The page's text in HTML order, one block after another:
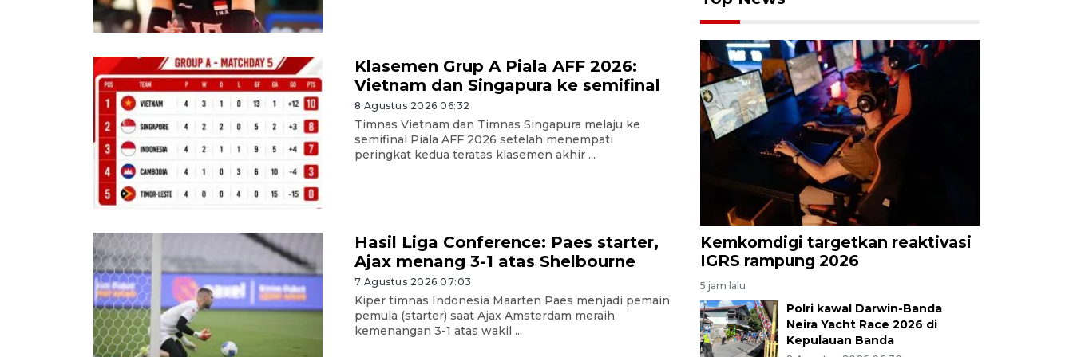
Klasemen Grup A Piala AFF 2026:
Vietnam dan Singapura ke semifinal
8 Agustus 2026 06:32
Timnas Vietnam dan Timnas Singapura melaju ke
semifinal Piala AFF 2026 setelah menempati
peringkat kedua teratas klasemen akhir ...
Hasil Liga Conference: Paes starter,
Ajax menang 3-1 atas Shelbourne
7 Agustus 2026 07:03
Kiper timnas Indonesia Maarten Paes menjadi pemain
pemula (starter) saat Ajax Amsterdam meraih
kemenangan 3-1 atas wakil ...
Kemkomdigi targetkan reaktivasi
IGRS rampung 2026
5 jam lalu
Polri kawal Darwin-Banda
Neira Yacht Race 2026 di
Kepulauan Banda